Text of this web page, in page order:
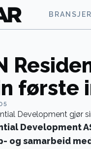
BRANSJER
første
Development
og samarbeid